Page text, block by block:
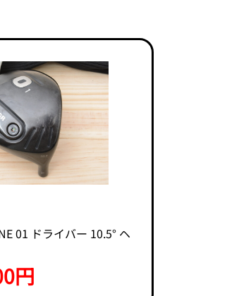
01 ドライバー 10.5° ヘ
円